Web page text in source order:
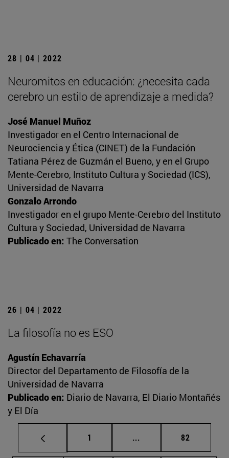
28 | 04 | 2022
Neuromitos en educación: ¿necesita cada
cerebro un estilo de aprendizaje a medida?
José Manuel Muñoz
Investigador en el Centro Internacional de
Neurociencia y Ética (CINET) de la Fundación
Tatiana Pérez de Guzmán el Bueno, y en el Grupo
Mente-Cerebro, Instituto Cultura y Sociedad (ICS),
Universidad de Navarra
Gonzalo Arrondo
Investigador en el grupo Mente-Cerebro del Instituto
Cultura y Sociedad, Universidad de Navarra
Publicado en: The Conversation
26 | 04 | 2022
La filosofía no es ESO
Agustín Echavarría
Director del Departamento de Filosofía de la
Universidad de Navarra
Publicado en: Diario de Navarra, El Diario Montañés
y El Día
Página
1 ... Páginas intermedias
Página
82